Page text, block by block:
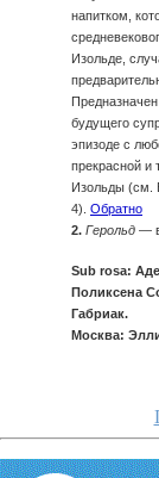
напитком,
Изольде,
будущего
эпизоде с
прекрасной и
Изольды (см.
4). Обратно
2. Герольд —
Sub rosa:
Поликсена
Габриак.
Москва: